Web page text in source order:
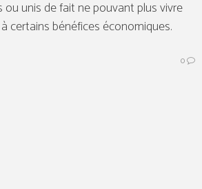
unis de fait ne pouvant plus vivre
certains bénéfices économiques.
0